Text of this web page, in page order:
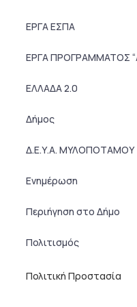
ΕΡΓΑ ΕΣΠΑ
ΕΡΓΑ ΠΡΟΓΡΑΜΜΑΤΟΣ
ΕΛΛΑΔΑ 2.0
Δήμος
Δ.Ε.Υ.Α. ΜΥΛΟΠΟΤΑΜΟΥ
Ενημέρωση
Περιήγηση στο Δήμο
Πολιτισμός
Πολιτική Προστασία